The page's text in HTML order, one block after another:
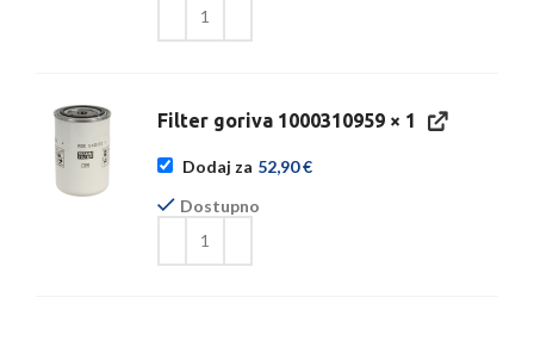
Filter goriva 1000310959× 1
Dodaj za 52,90€
Dostupno